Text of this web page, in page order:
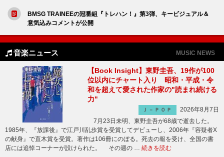
BMSG TRAINEEの冠番組『トレハン！』第3弾、キービジュアル＆
意気込みコメントが公開
音楽ニュース MUSIC NEWS
【Book Insight】東野圭吾、19作が100
位以内にチャート入り 昭和・平成・令
和を超えて愛された作家の"読まれ続ける
力"
Ｊ－ＰＯＰ
2026年8月7日
7月23日未明、東野圭吾が68歳で逝去した。
1985年、『放課後』で江戸川乱歩賞を受賞してデビューし、2006年『容疑者X
の献身』で直木賞を受賞。著作は106冊にのぼる。死去の報を受け、全国の書
店には追悼コーナーが設けられた。 その週の … 続きを読む